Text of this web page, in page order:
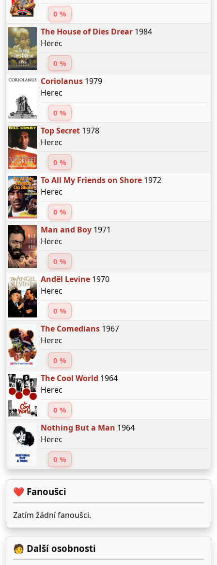
0 %
The House of Dies Drear1984
Herec
0 %
Coriolanus1979
Herec
0 %
Top Secret1978
Herec
0 %
To All My Friends on Shore1972
Herec
0 %
Man and Boy1971
Herec
0 %
Anděl Levine1970
Herec
0 %
The Comedians1967
Herec
0 %
The Cool World 1964
Herec
0 %
Nothing But a Man 1964
Herec
0 %
❤️ Fanoušci
Zatím žádní fanoušci.
🧑 Další osobnosti